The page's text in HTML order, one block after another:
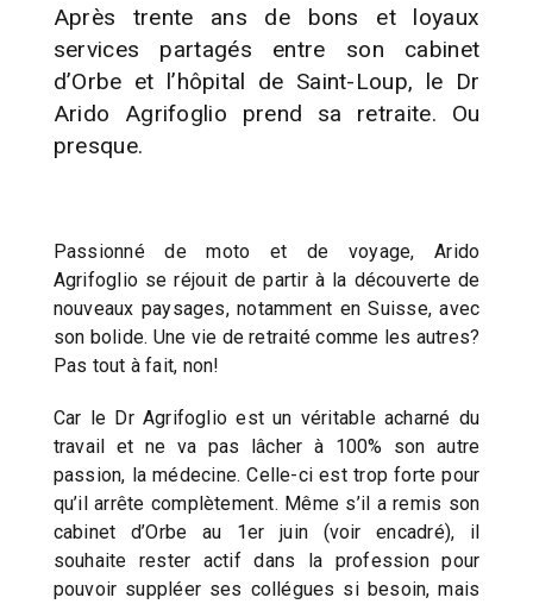
Après trente ans de bons et loyaux
services partagés entre son cabinet
d’Orbe et l’hôpital de Saint-Loup, le Dr
Arido Agrifoglio prend sa retraite. Ou
presque.
Passionné de moto et de voyage, Arido
Agrifoglio se réjouit de partir à la découverte de
nouveaux paysages, notamment en Suisse, avec
son bolide. Une vie de retraité comme les autres?
Pas tout à fait, non!
Car le Dr Agrifoglio est un véritable acharné du
travail et ne va pas lâcher à 100% son autre
passion, la médecine. Celle-ci est trop forte pour
qu’il arrête complètement. Même s’il a remis son
cabinet d’Orbe au 1er juin (voir encadré), il
souhaite rester actif dans la profession pour
pouvoir suppléer ses collégues si besoin, mais